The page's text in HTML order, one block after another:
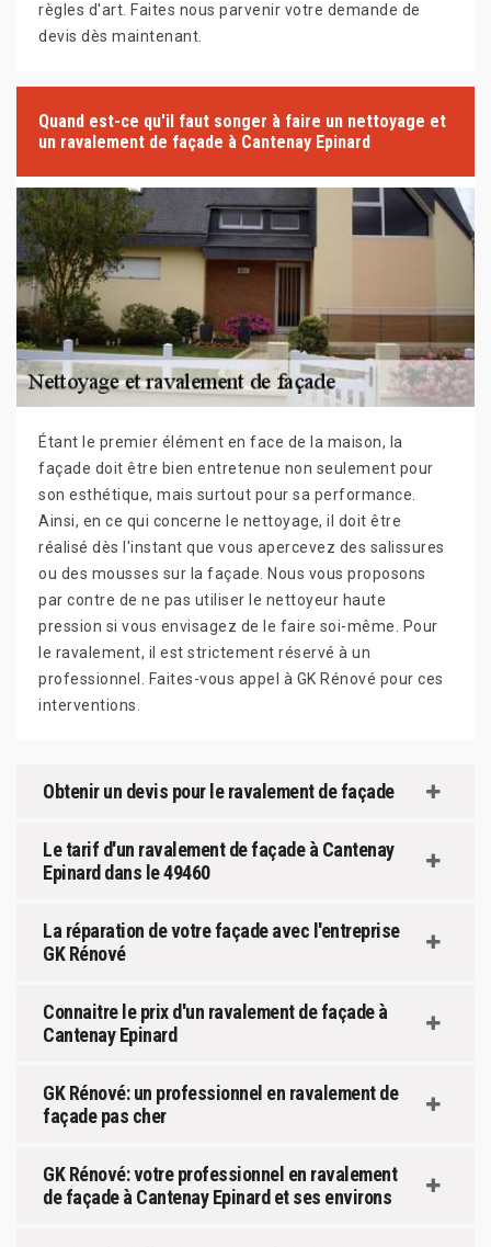
règles d'art. Faites nous parvenir votre demande de
devis dès maintenant.
Quand est-ce qu'il faut songer à faire un nettoyage et
un ravalement de façade à Cantenay Epinard
Étant le premier élément en face de la maison, la
façade doit être bien entretenue non seulement pour
son esthétique, mais surtout pour sa performance.
Ainsi, en ce qui concerne le nettoyage, il doit être
réalisé dès l'instant que vous apercevez des salissures
ou des mousses sur la façade. Nous vous proposons
par contre de ne pas utiliser le nettoyeur haute
pression si vous envisagez de le faire soi-même. Pour
le ravalement, il est strictement réservé à un
professionnel. Faites-vous appel à GK Rénové pour ces
interventions.
Obtenir un devis pour le ravalement de façade
Le tarif d'un ravalement de façade à Cantenay
Epinard dans le 49460
La réparation de votre façade avec l'entreprise
GK Rénové
Connaitre le prix d'un ravalement de façade à
Cantenay Epinard
GK Rénové: un professionnel en ravalement de
façade pas cher
GK Rénové: votre professionnel en ravalement
de façade à Cantenay Epinard et ses environs